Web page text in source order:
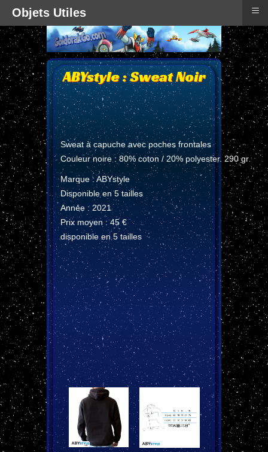
ABYstyle : Sweat Noir
Sweat à capuche avec poches frontales
Couleur noire : 80% coton / 20% polyester. 290 gr
Marque : ABYstyle
Disponible en 5 tailles
Année : 2021
Prix moyen : 45 €
disponible en 5 tailles
Objets Utiles ≡